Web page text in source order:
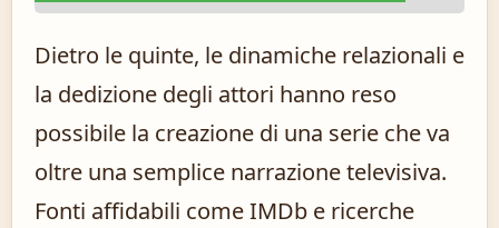
Dietro le quinte, le dinamiche relazionali e
la dedizione degli attori hanno reso
possibile la creazione di una serie che va
oltre una semplice narrazione televisiva.
Fonti affidabili come IMDb e ricerche